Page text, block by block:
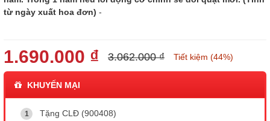
từ ngày xuất hoa đơn) -
1.690.000 ₫ 3.062.000 ₫ Tiết kiệm (44%)
KHUYẾN MẠI
Tặng CLĐ (900408)